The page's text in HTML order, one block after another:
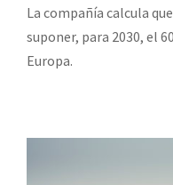
La compañía calcula
suponer, para 2030, el
Europa.